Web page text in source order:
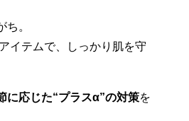
。
イテムで、しっかり肌を守
に応じた“プラスα”の対策を